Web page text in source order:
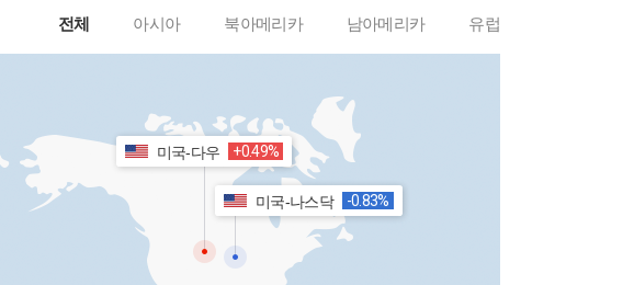
전체 아시아 북아메리카 남아메리카 유럽
미국-다우 +0.49%
미국-나스닥 -0.83%